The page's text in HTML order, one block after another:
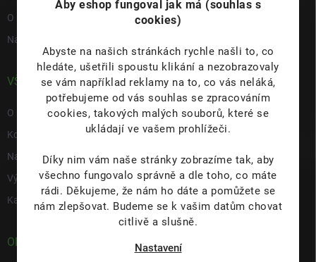
Aby eshop fungoval jak má (souhlas s
cookies)
Abyste na našich stránkách rychle našli to, co
hledáte, ušetřili spoustu klikání a nezobrazovaly
se vám například reklamy na to, co vás neláká,
potřebujeme od vás souhlas se zpracováním
cookies, takových malých souborů, které se
ukládají ve vašem prohlížeči.
Díky nim vám naše stránky zobrazíme tak, aby
všechno fungovalo správně a dle toho, co máte
rádi. Děkujeme, že nám ho dáte a pomůžete se
nám zlepšovat. Budeme se k vašim datům chovat
citlivě a slušně.
Nastavení
O nás
Napište nám
VŠE O NÁS
O nás
Kontakty
Napište nám
Výdejní místo s prodejnou Hulín
Kariéra
ODEBÍRAT NEWSLETTER